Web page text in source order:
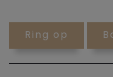
Ring op